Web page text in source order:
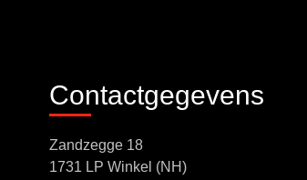
Contactgegevens
Zandzegge 18
1731 LP Winkel (NH)